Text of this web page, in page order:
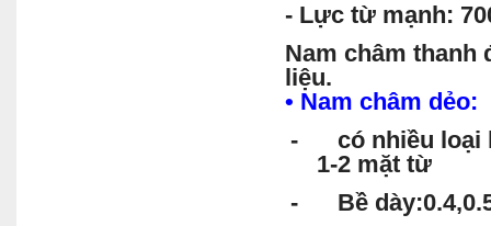
- Lực từ mạnh:
Nam châm thanh
liệu.
• Nam châm dẻo:
- có nhiều loại
1-2 mặt từ
- Bề